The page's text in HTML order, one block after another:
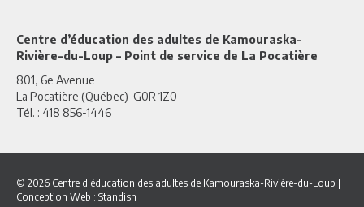
Centre d’éducation des adultes de Kamouraska-
Rivière-du-Loup – Point de service de La Pocatière
801, 6e Avenue
La Pocatière (Québec) G0R 1Z0
Tél. : 418 856-1446
© 2026 Centre d'éducation des adultes de Kamouraska-Rivière-du-Loup
Conception Web : Standish